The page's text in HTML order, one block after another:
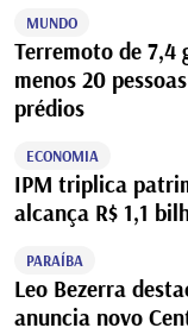
MUNDO
Terremoto de 7,4
menos 20
prédios
ECONOMIA
IPM triplica
alcança R$ 1,1
PARAÍBA
Leo Bezerra
anuncia novo